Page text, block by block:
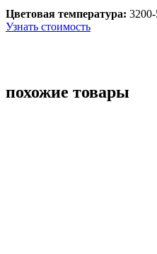
Цветовая температура:
Узнать стоимость
похожие товары